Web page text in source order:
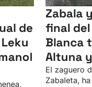
de
Zabala
final del
Blanca
Altuna
El zaguero
Zabaleta,